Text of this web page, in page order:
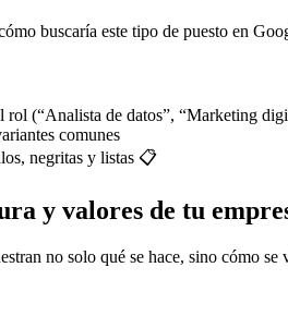
buscaría este tipo de puesto en
rol (“Analista de datos”, “Marketing
comunes
negritas y listas 📋
y valores de tu
no solo qué se hace, sino cómo